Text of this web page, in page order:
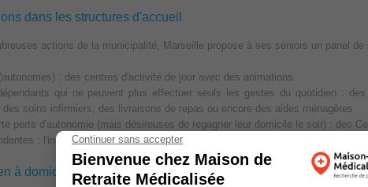
dans les structures d'accueil
actions de la municipalité, Marseille propose à ses seniors un panel de
: des centres d'activité de jour avec des animations
qui ne peuvent plus effectuer seuls les gestes du quotidien :
soins infirmiers, des livraisons de repas ou encore des aides ménagères
perte d'autonomie (mais désireuses de regagner leur domicile le soir) : des
: l'insertion dans des foyers logements qui permettent de gérer
à domicile